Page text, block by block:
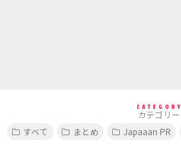
CATEGORY
カテゴリー
すべて
まとめ Japaaan PR